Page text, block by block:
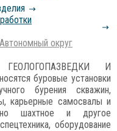
округ
И
буровые установки
бурения скважин,
карьерные самосвалы и
шахтное и другое
оборудование